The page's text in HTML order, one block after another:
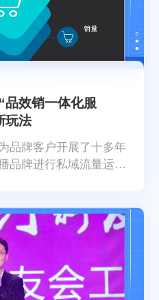
品效销一体化服
玩法
品牌客户开展了十多年
品牌进行私域流量运